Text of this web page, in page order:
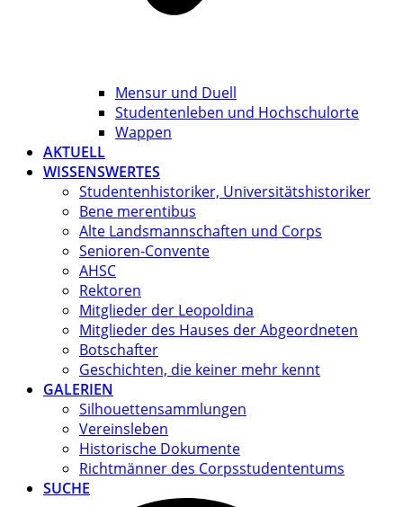
Mensur und Duell
Studentenleben und Hochschulorte
Wappen
AKTUELL
WISSENSWERTES
Studentenhistoriker, Universitätshistoriker
Bene merentibus
Alte Landsmannschaften und Corps
Senioren-Convente
AHSC
Rektoren
Mitglieder der Leopoldina
Mitglieder des Hauses der Abgeordneten
Botschafter
Geschichten, die keiner mehr kennt
GALERIEN
Silhouettensammlungen
Vereinsleben
Historische Dokumente
Richtmänner des Corpsstudententums
SUCHE